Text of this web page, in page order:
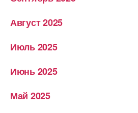
Август 2025
Июль 2025
Июнь 2025
Май 2025